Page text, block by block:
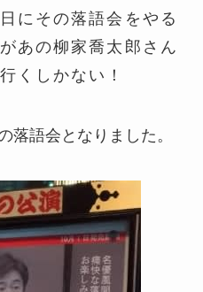
にその落語会をやる
あの柳家喬太郎さん
くしかない！
落語会となりました。